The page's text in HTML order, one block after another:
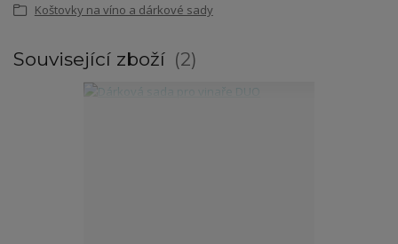
Koštovky na víno a dárkové sady
Související zboží 2